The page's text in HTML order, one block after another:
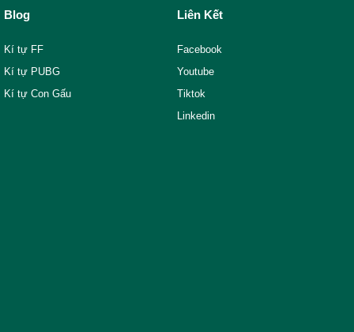
Blog
Kí tự FF
Kí tự PUBG
Kí tự Con Gấu
Liên Kết
Facebook
Youtube
Tiktok
Linkedin